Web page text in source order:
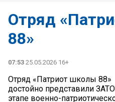
Отряд
88»
07:53 25.05.2026 16+
Отряд «Патриот школы 88»
достойно представили
этапе военно-